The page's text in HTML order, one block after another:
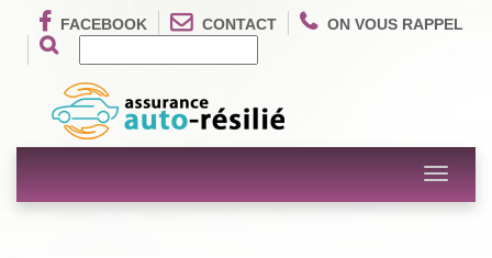
FACEBOOK CONTACT ON VOUS RAPPEL
Toggle